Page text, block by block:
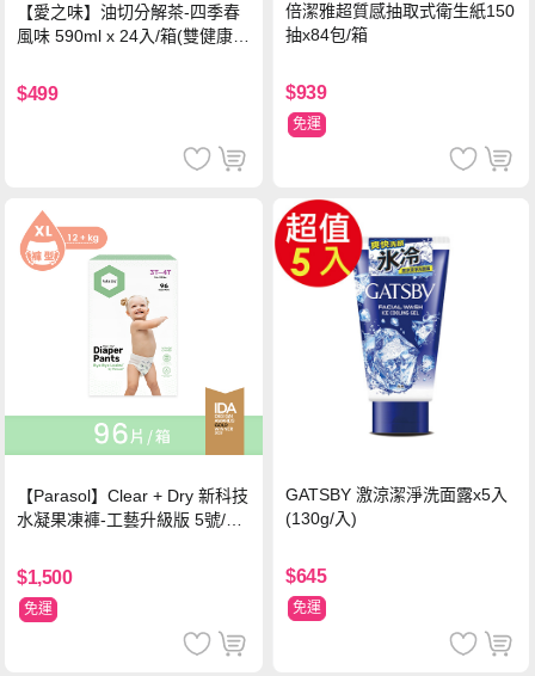
【愛之味】油切分解茶-四季春
風味 590ml x 24入/箱(雙健康認
$499
倍潔雅超質感抽取式衛生紙150
抽x84包/箱
$939
免運
【Parasol】Clear + Dry 新科技
水凝果凍褲-工藝升級版 5號/XL
$1,500
免運
GATSBY 激涼潔淨洗面露x5入
(130g/入)
$645
免運